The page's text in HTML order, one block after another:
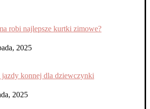
robi najlepsze kurtki zimowe?
2025
konnej dla dziewczynki
2025